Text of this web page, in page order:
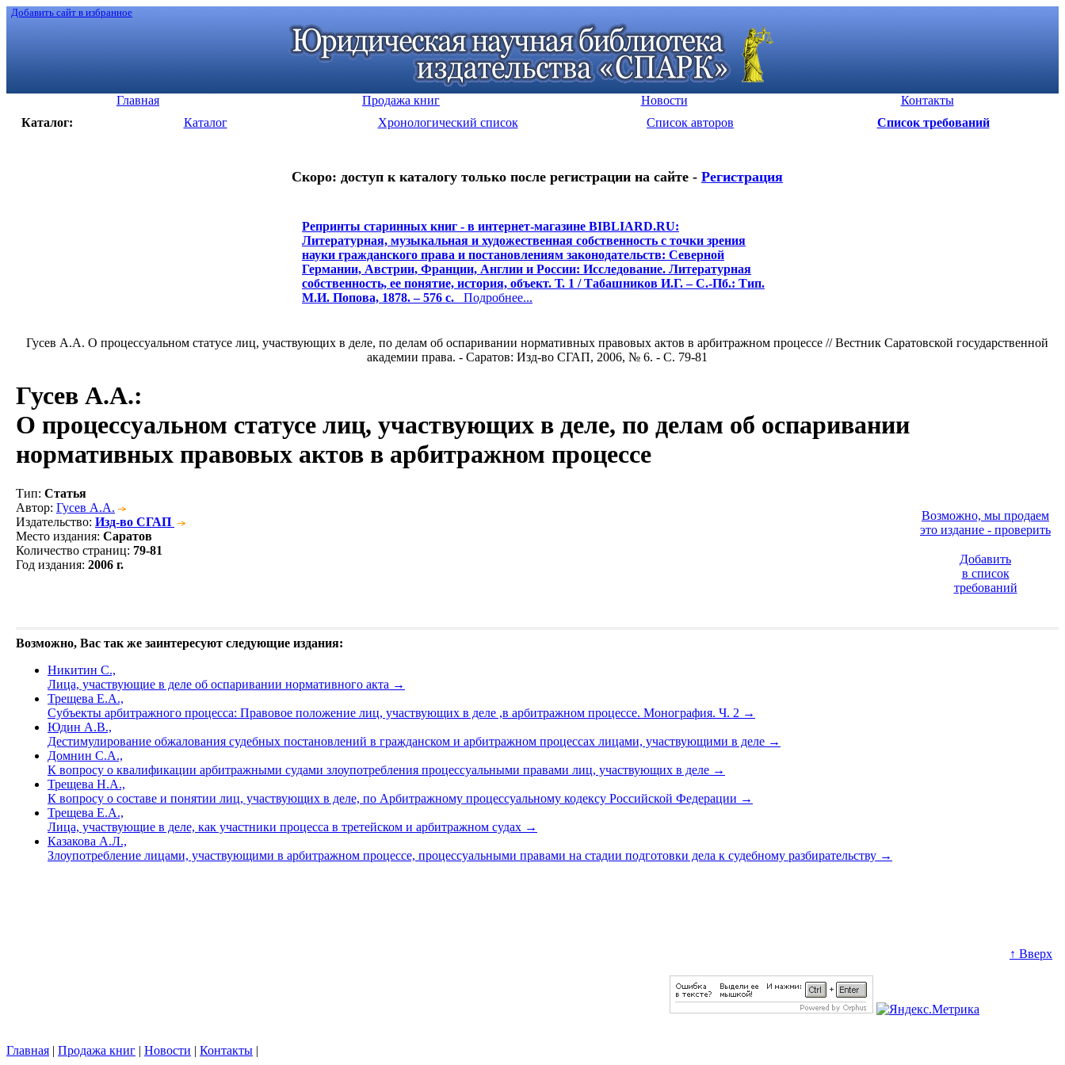
Добавить сайт в избранное
Главная Продажа книг Новости
Контакты
Каталог:
Каталог Хронологический список Список авторов Список требований
Скоро: доступ к каталогу только после регистрации на сайте - Регистрация
Репринты старинных книг - в интернет-магазине BIBLIARD.RU:
Литературная, музыкальная и художественная собственность с точки зрения
науки гражданского права и постановлениям законодательств: Северной
Германии, Австрии, Франции, Англии и России: Исследование. Литературная
собственность, ее понятие, история, объект. Т. 1 / Табашников И.Г. – С.-Пб.: Тип.
М.И. Попова, 1878. – 576 с. Подробнее...
Гусев А.А. О процессуальном статусе лиц, участвующих в деле, по делам об оспаривании нормативных правовых актов в арбитражном процессе // Вестник Саратовской государственной
академии права. - Саратов: Изд-во СГАП, 2006, № 6. - С. 79-81
Гусев А.А.:
О процессуальном статусе лиц, участвующих в деле, по делам об оспаривании
нормативных правовых актов в арбитражном процессе
Тип: Статья
Автор: Гусев А.А.
Издательство: Изд-во СГАП
Место издания: Саратов
Количество страниц: 79-81
Год издания: 2006 г.
Возможно, мы продаем
это издание - проверить
Добавить
в список
требований
Возможно, Вас так же заинтересуют следующие издания:
Никитин С.,
Лица, участвующие в деле об оспаривании нормативного акта →
Трещева Е.А.,
Субъекты арбитражного процесса: Правовое положение лиц, участвующих в деле ,в арбитражном процессе. Монография. Ч. 2 →
Юдин А.В.,
Дестимулирование обжалования судебных постановлений в гражданском и арбитражном процессах лицами, участвующими в деле →
Домнин С.А.,
К вопросу о квалификации арбитражными судами злоупотребления процессуальными правами лиц, участвующих в деле →
Трещева Н.А.,
К вопросу о составе и понятии лиц, участвующих в деле, по Арбитражному процессуальному кодексу Российской Федерации →
Трещева Е.А.,
Лица, участвующие в деле, как участники процесса в третейском и арбитражном судах →
Казакова А.Л.,
Злоупотребление лицами, участвующими в арбитражном процессе, процессуальными правами на стадии подготовки дела к судебному разбирательству →
↑ Вверх
Главная | Продажа книг | Новости | Контакты |